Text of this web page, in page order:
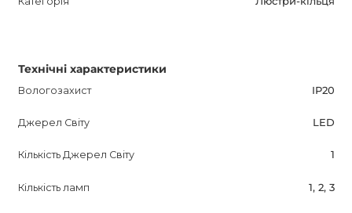
Технічні характеристики
Вологозахист IP20
Джерел Світу LED
Кількість Джерел Світу 1
Кількість ламп 1, 2, 3